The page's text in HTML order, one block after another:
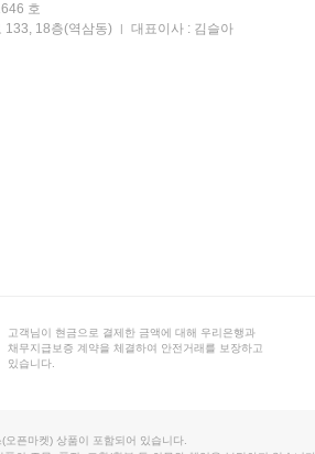
호
133, 18층(역삼동)
대표이사 : 김슬아
고객님이 현금으로 결제한 금액에 대해 우리은행과
채무지급보증 계약을 체결하여 안전거래를 보장하고
있습니다.
픈마켓) 상품이 포함되어 있습니다.